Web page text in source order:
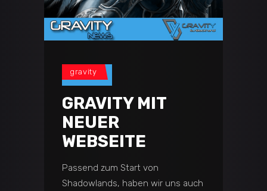
gravity
GRAVITY MIT
NEUER
WEBSEITE
Passend zum Start von
Shadowlands, haben wir uns auch